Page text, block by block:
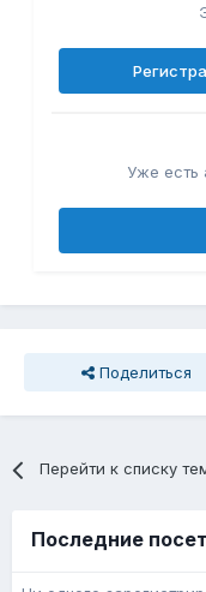
Уже есть
Поделиться
Перейти к списку
Последние